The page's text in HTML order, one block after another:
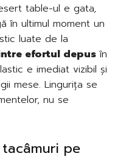
table-ul e gata,
în ultimul moment un
luate de la
efortul depus în
e imediat vizibil și
mese. Lingurița se
nu se
pe